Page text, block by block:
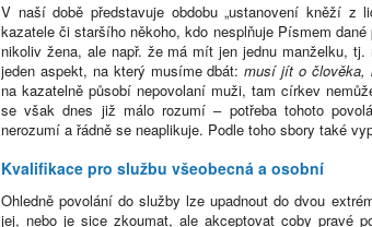
V naší době představuje obdobu „ustanovení kněží z
kazatele či staršího někoho, kdo nesplňuje Písmem
nikoliv žena, ale např. že má mít jen jednu manželku,
jeden aspekt, na který musíme dbát:musí jít o člověka,
na kazatelně působí nepovolaní muži, tam církev
se však dnes již málo rozumí – potřeba tohoto
nerozumí a řádně se neaplikuje. Podle toho sbory také
Kvalifikace pro službu všeobecná a osobní
Ohledně povolání do služby lze upadnout do dvou
jej, nebo je sice zkoumat, ale akceptovat coby pravé